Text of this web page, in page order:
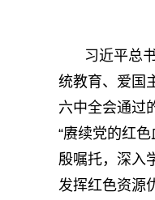
习近平总
统教育、爱国
六中全会通过
“赓续党的红
殷嘱托，深入
发挥红色资源